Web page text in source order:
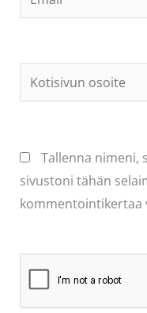
Kotisivun
osoite
Tallenna nimeni,
sivustoni tähän
kommentointikertaa